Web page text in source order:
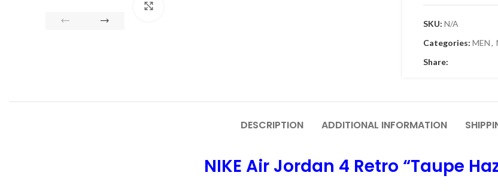
SKU: N/A
Categories: MEN,
Share:
DESCRIPTION ADDITIONAL INFORMATION
NIKE Air Jordan 4 Retro “Taupe